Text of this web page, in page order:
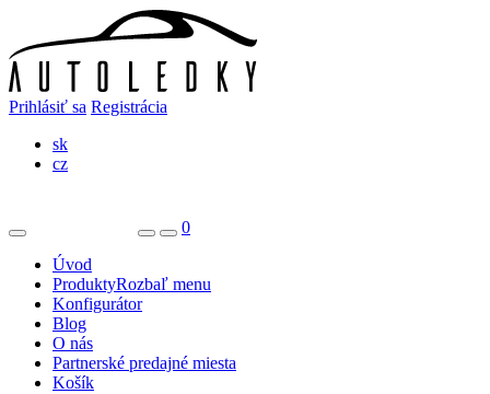
Prihlásiť sa Registrácia
sk
cz
0
Úvod
ProduktyRozbaľ menu
Konfigurátor
Blog
O nás
Partnerské predajné miesta
Košík